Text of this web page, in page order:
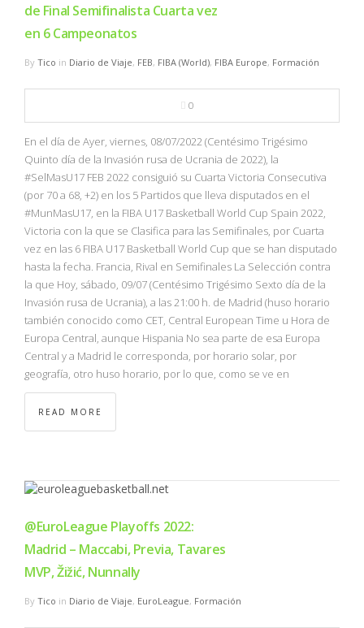
de Final Semifinalista Cuarta vez
en 6 Campeonatos
By Tico in Diario de Viaje, FEB, FIBA (World), FIBA Europe, Formación
0
En el día de Ayer, viernes, 08/07/2022 (Centésimo Trigésimo
Quinto día de la Invasión rusa de Ucrania de 2022), la
#SelMasU17 FEB 2022 consiguió su Cuarta Victoria Consecutiva
(por 70 a 68, +2) en los 5 Partidos que lleva disputados en el
#MunMasU17, en la FIBA U17 Basketball World Cup Spain 2022,
Victoria con la que se Clasifica para las Semifinales, por Cuarta
vez en las 6 FIBA U17 Basketball World Cup que se han disputado
hasta la fecha. Francia, Rival en Semifinales La Selección contra
la que Hoy, sábado, 09/07 (Centésimo Trigésimo Sexto día de la
Invasión rusa de Ucrania), a las 21:00 h. de Madrid (huso horario
también conocido como CET, Central European Time u Hora de
Europa Central, aunque Hispania No sea parte de esa Europa
Central y a Madrid le corresponda, por horario solar, por
geografía, otro huso horario, por lo que, como se ve en
READ MORE
@EuroLeague Playoffs 2022:
Madrid – Maccabi, Previa, Tavares
MVP, Žižić, Nunnally
By Tico in Diario de Viaje, EuroLeague, Formación